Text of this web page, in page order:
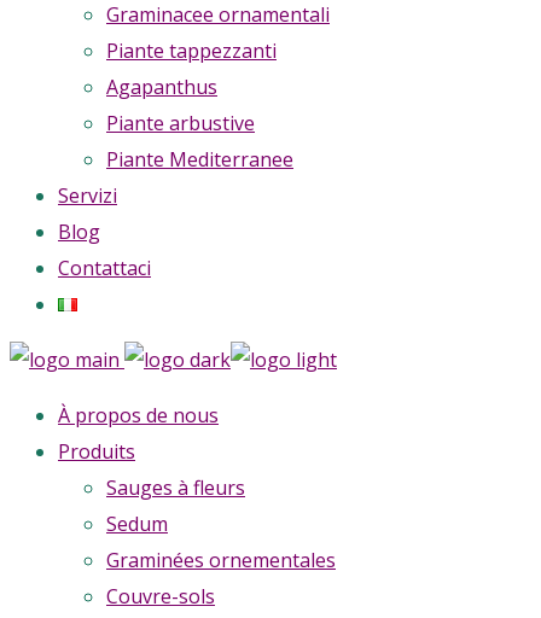
Graminacee ornamentali
Piante tappezzanti
Agapanthus
Piante arbustive
Piante Mediterranee
Servizi
Blog
Contattaci
À propos de nous
Produits
Sauges à fleurs
Sedum
Graminées ornementales
Couvre-sols